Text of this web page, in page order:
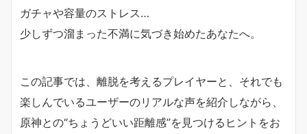
ガチャや容量のストレス…
少しずつ溜まった不満に気づき始めたあなたへ。
この記事では、離脱を考えるプレイヤーと、それでも
楽しんでいるユーザーのリアルな声を紹介しながら、
原神との“ちょうどいい距離感”を見つけるヒントをお